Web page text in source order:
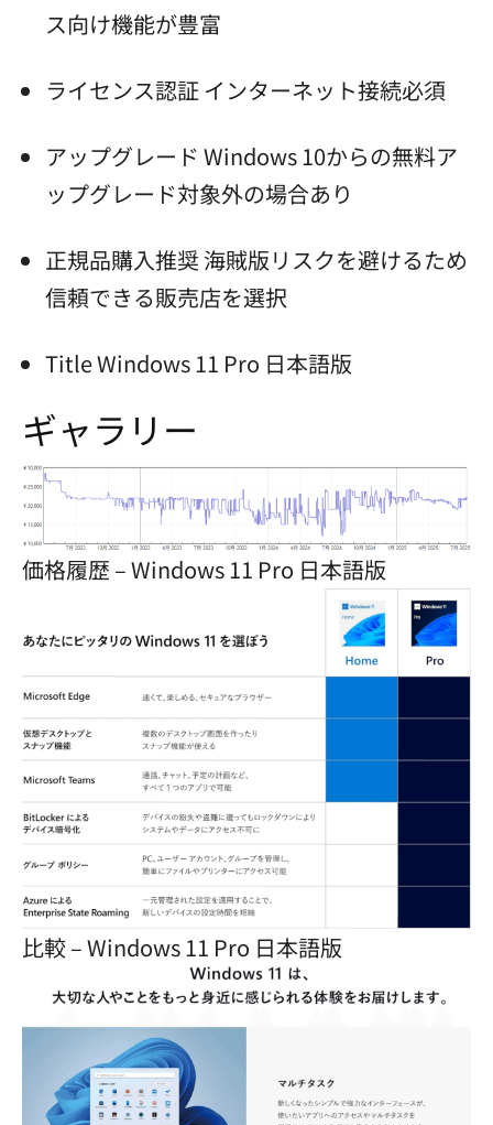
ス向け機能が豊富
ライセンス認証 インターネット接続必須
アップグレード Windows 10からの無料ア
ップグレード対象外の場合あり
正規品購入推奨 海賊版リスクを避けるため
信頼できる販売店を選択
Title Windows 11 Pro 日本語版
ギャラリー
価格履歴 – Windows 11 Pro 日本語版
比較 – Windows 11 Pro 日本語版